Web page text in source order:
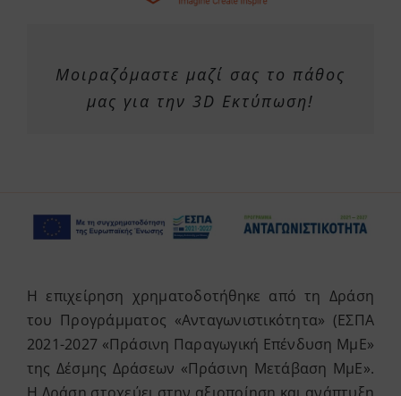
Μοιραζόμαστε μαζί σας το πάθος
μας για την 3D Εκτύπωση!
Η επιχείρηση χρηματοδοτήθηκε από τη Δράση
του Προγράμματος «Ανταγωνιστικότητα» (ΕΣΠΑ
2021-2027 «Πράσινη Παραγωγική Επένδυση ΜμΕ»
της Δέσμης Δράσεων «Πράσινη Μετάβαση ΜμΕ».